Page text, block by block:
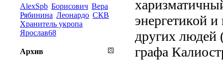
энергетикой
других людей
графа
AlexSpb Борисович Вера
Рябинина Леонардо СКВ
Хранитель укропа
Ярослав68
Архив